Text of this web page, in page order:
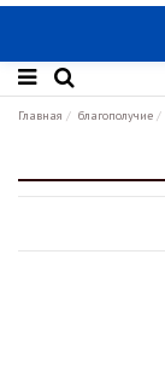
Главная благополучие